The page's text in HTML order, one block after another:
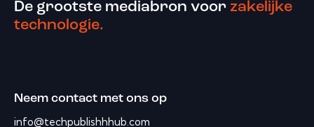
De grootste mediabron voor zakelijke
technologie.
Neem contact met ons op
info@techpublishhhub.com